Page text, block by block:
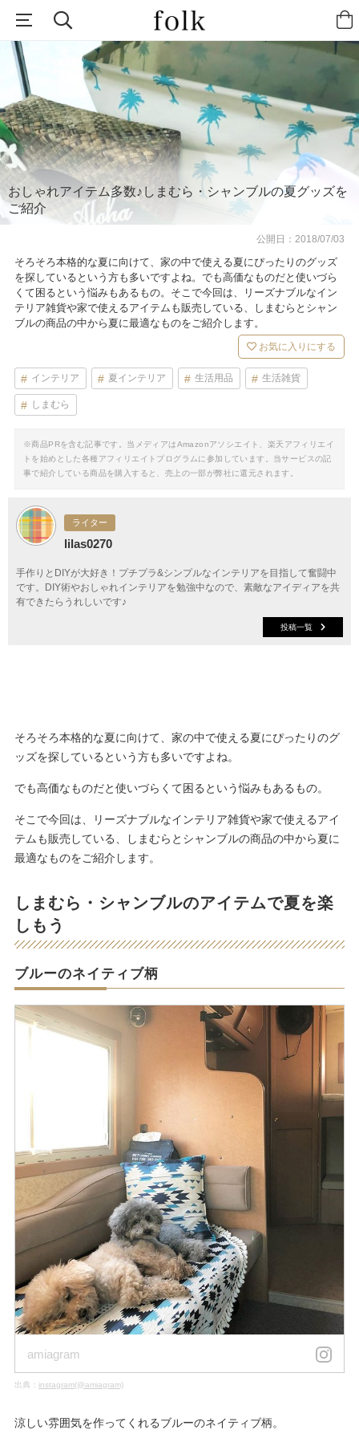
おしゃれアイテム多数♪しまむら・シャンブルの夏グッズを
ご紹介
公開日：2018/07/03
そろそろ本格的な夏に向けて、家の中で使える夏にぴったりのグッズ
を探しているという方も多いですよね。でも高価なものだと使いづら
くて困るという悩みもあるもの。そこで今回は、リーズナブルなイン
テリア雑貨や家で使えるアイテムも販売している、しまむらとシャン
ブルの商品の中から夏に最適なものをご紹介します。
お気に入りにする
インテリア 夏インテリア 生活用品 生活雑貨
しまむら
※商品PRを含む記事です。当メディアはAmazonアソシエイト、楽天アフィリエイ
トを始めとした各種アフィリエイトプログラムに参加しています。当サービスの記
事で紹介している商品を購入すると、売上の一部が弊社に還元されます。
ライター
lilas0270
手作りとDIYが大好き！プチプラ&シンプルなインテリアを目指して奮闘中
です。DIY術やおしゃれインテリアを勉強中なので、素敵なアイディアを共
有できたらうれしいです♪
投稿一覧
そろそろ本格的な夏に向けて、家の中で使える夏にぴったりのグ
ッズを探しているという方も多いですよね。
でも高価なものだと使いづらくて困るという悩みもあるもの。
そこで今回は、リーズナブルなインテリア雑貨や家で使えるアイ
テムも販売している、しまむらとシャンブルの商品の中から夏に
最適なものをご紹介します。
しまむら・シャンブルのアイテムで夏を楽
しもう
ブルーのネイティブ柄
amiagram
出典： instagram(@amiagram)
涼しい雰囲気を作ってくれるブルーのネイティブ柄。